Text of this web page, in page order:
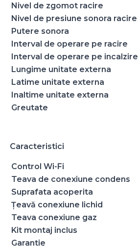
Nivel de zgomot racire
Nivel de presiune sonora racire
Putere sonora
Interval de operare pe racire
Interval de operare pe incalzire
Lungime unitate externa
Latime unitate externa
Inaltime unitate externa
Greutate
Caracteristici
Control Wi-Fi
Teava de conexiune condens
Suprafata acoperita
Țeavă conexiune lichid
Teava conexiune gaz
Kit montaj inclus
Garantie